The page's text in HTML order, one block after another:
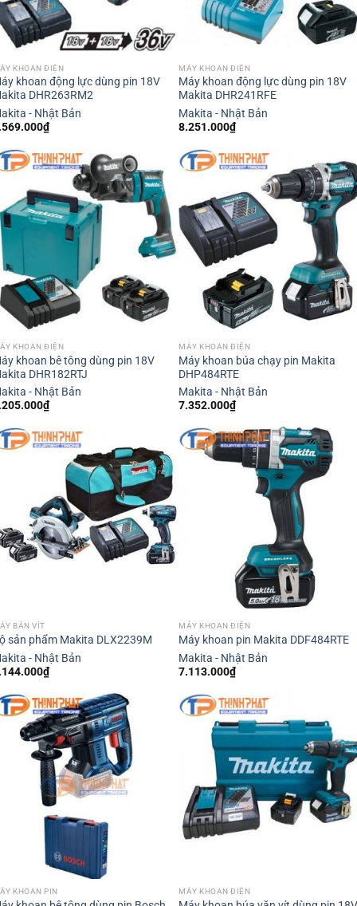
KHOAN ĐIỆN
khoan động lực dùng pin 18V
DHR263RM2
- Nhật Bản
₫
MÁY KHOAN ĐIỆN
Máy khoan động lực dùng pin 18V
Makita DHR241RFE
Makita - Nhật Bản
8.251.000₫
KHOAN ĐIỆN
khoan bê tông dùng pin 18V
DHR182RTJ
- Nhật Bản
₫
MÁY KHOAN ĐIỆN
Máy khoan búa chạy pin Makita
DHP484RTE
Makita - Nhật Bản
7.352.000₫
BẮN VÍT
sản phẩm Makita DLX2239M
- Nhật Bản
₫
MÁY KHOAN ĐIỆN
Máy khoan pin Makita DDF484RTE
Makita - Nhật Bản
7.113.000₫
KHOAN PIN MÁY KHOAN ĐIỆN